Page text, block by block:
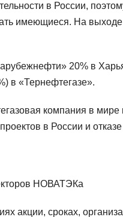
в России,
имеющиеся. На выходе
20% в
в «Тернефтегазе».
компания в
в России и отказе
акции, сроках,